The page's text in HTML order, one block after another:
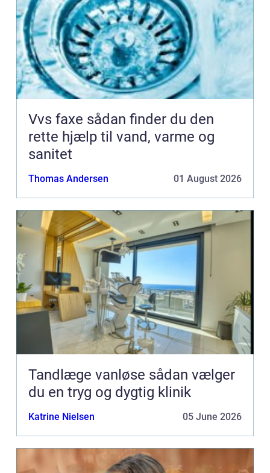
Vvs faxe sådan finder du den
rette hjælp til vand, varme og
sanitet
Thomas Andersen 01 August 2026
Tandlæge vanløse sådan vælger
du en tryg og dygtig klinik
Katrine Nielsen 05 June 2026